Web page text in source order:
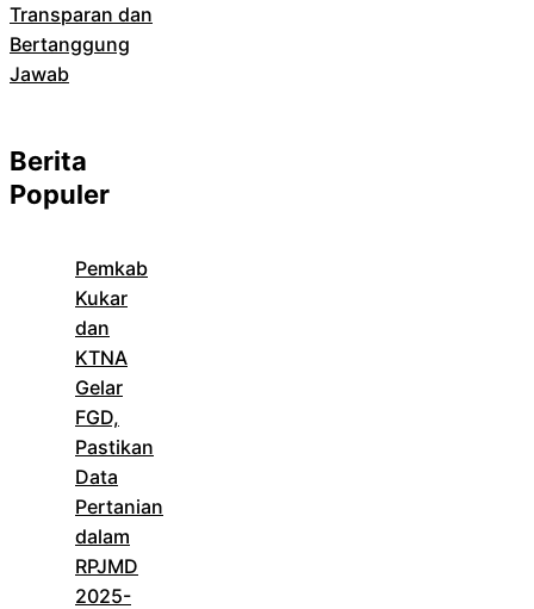
Transparan dan
Bertanggung
Jawab
Berita
Populer
Pemkab
Kukar
dan
KTNA
Gelar
FGD,
Pastikan
Data
Pertanian
dalam
RPJMD
2025-